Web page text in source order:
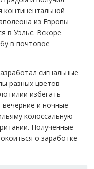
континентальной
из Европы
в Уэльс. Вскоре
в почтовое
сигнальные
разных цветов
избегать
и ночные
колоссальную
Полученные
о заработке